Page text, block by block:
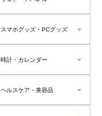
スマホグッズ・PCグッズ
時計・カレンダー
ヘルスケア・美容品